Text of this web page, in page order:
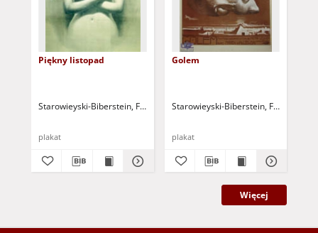
Piękny listopad
Starowieyski-Biberstein, Franciszek Andrzej Bobola (1930-2009)
plakat
Golem
Starowieyski-Biberstein, Franciszek
plakat
Więcej